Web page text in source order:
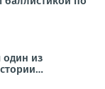
один из